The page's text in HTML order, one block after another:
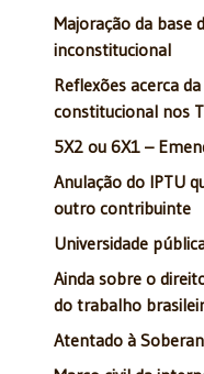
Majoração da base
inconstitucional
Reflexões acerca
constitucional nos
5X2 ou 6X1 –
Anulação do IPTU
outro contribuinte
Universidade
Ainda sobre o
do trabalho
Atentado à